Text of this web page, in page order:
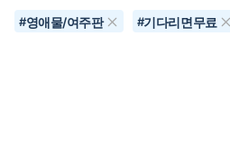
#영애물/여주판 #기다리면무료